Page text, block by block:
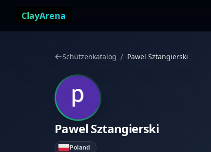
ClayArena
Schützenkatalog / Pawel Sztangierski
Pawel Sztangierski
Poland